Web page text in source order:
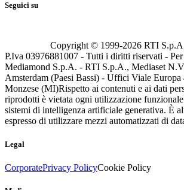
Seguici su
Copyright © 1999-2026 RTI
P.Iva 03976881007 - Tutti i diritti riservati -
Mediamond S.p.A. - RTI S.p.A., Mediaset
Amsterdam (Paesi Bassi) - Uffici Viale
Monzese (MI)Rispetto ai contenuti e ai dati
riprodotti è vietata ogni utilizzazione funzionale
sistemi di intelligenza artificiale generativa. È
espresso di utilizzare mezzi automatizzati di
Legal
CorporatePrivacy PolicyCookie Policy